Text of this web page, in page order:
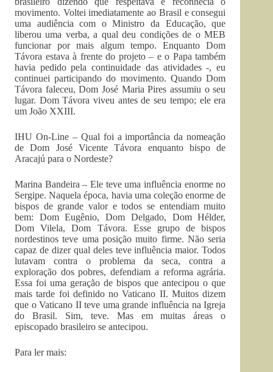
movimento. Voltei imediatamente ao Brasil e consegui
uma audiência com o Ministro da Educação, que
liberou uma verba, a qual deu condições de o MEB
funcionar por mais algum tempo. Enquanto Dom
Távora estava à frente do projeto – e o Papa também
havia pedido pela continuidade das atividades -, eu
continuei participando do movimento. Quando Dom
Távora faleceu, Dom José Maria Pires assumiu o seu
lugar. Dom Távora viveu antes de seu tempo; ele era
um João XXIII.
IHU On-Line – Qual foi a importância da nomeação
de Dom José Vicente Távora enquanto bispo de
Aracajú para o Nordeste?
Marina Bandeira – Ele teve uma influência enorme no
Sergipe. Naquela época, havia uma coleção enorme de
bispos de grande valor e todos se entendiam muito
bem: Dom Eugênio, Dom Delgado, Dom Hélder,
Dom Vilela, Dom Távora. Esse grupo de bispos
nordestinos teve uma posição muito firme. Não seria
capaz de dizer qual deles teve influência maior. Todos
lutavam contra o problema da seca, contra a
exploração dos pobres, defendiam a reforma agrária.
Essa foi uma geração de bispos que antecipou o que
mais tarde foi definido no Vaticano II. Muitos dizem
que o Vaticano II teve uma grande influência na Igreja
do Brasil. Sim, teve. Mas em muitas áreas o
episcopado brasileiro se antecipou.
Para ler mais: